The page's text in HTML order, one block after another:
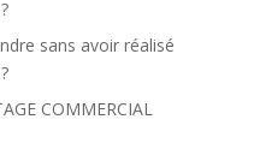
sans avoir réalisé
COMMERCIAL